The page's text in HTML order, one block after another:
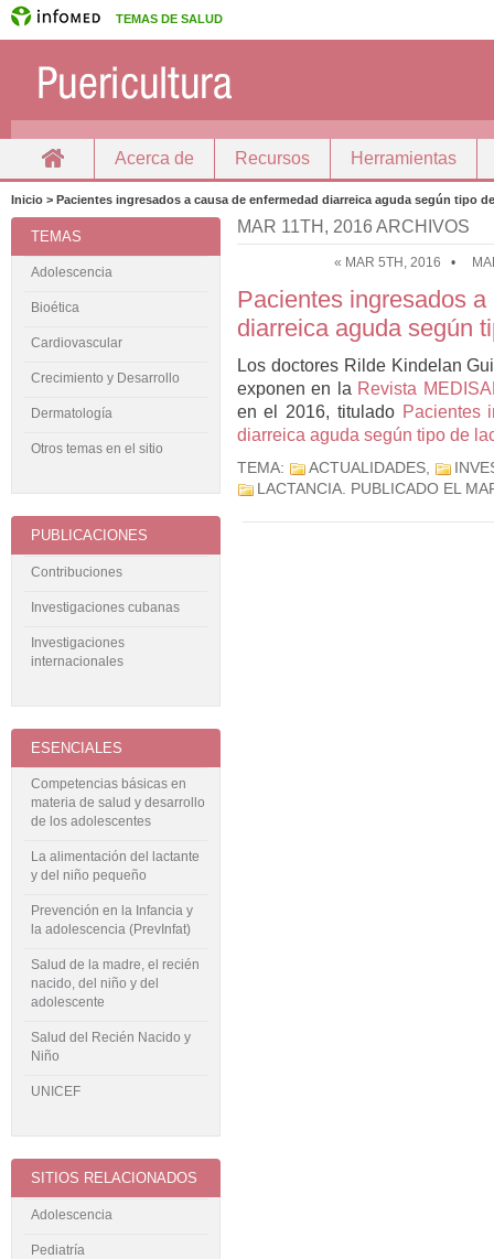
TEMAS DE SALUD
Acerca de Recursos Herramientas
Docencia
Inicio > Pacientes ingresados a causa de enfermedad diarreica aguda según tipo
MAR 11TH, 2016 ARCHIVOS
« MAR 5TH, 2016 •
Pacientes ingresados
diarreica aguda según
Los doctores Rilde Kindelan
exponen en la Revista
en el 2016, titulado Pacientes
diarreica aguda según tipo de
TEMA: ACTUALIDADES,
LACTANCIA. PUBLICADO EL
TEMAS
Adolescencia
Bioética
Cardiovascular
Crecimiento y Desarrollo
Dermatología
Otros temas en el sitio
PUBLICACIONES
Contribuciones
Investigaciones cubanas
Investigaciones
internacionales
ESENCIALES
Competencias básicas en
materia de salud y desarrollo
de los adolescentes
La alimentación del lactante
y del niño pequeño
Prevención en la Infancia y
la adolescencia (PrevInfat)
Salud de la madre, el recién
nacido, del niño y del
adolescente
Salud del Recién Nacido y
Niño
UNICEF
SITIOS RELACIONADOS
Adolescencia
Pediatría